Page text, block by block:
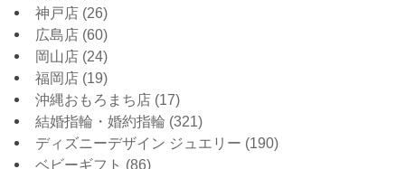
神戸店 (26)
広島店 (60)
岡山店 (24)
福岡店 (19)
沖縄おもろまち店 (17)
結婚指輪・婚約指輪 (321)
ディズニーデザイン ジュエリー (190)
ベビーギフト (86)